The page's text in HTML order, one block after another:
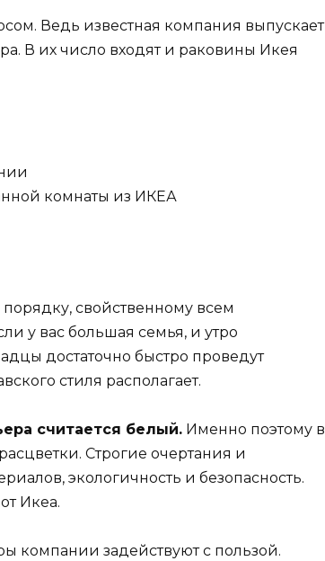
Ведь известная компания выпускает
В их число входят и раковины Икея
комнаты из ИКЕА
порядку, свойственному всем
у вас большая семья, и утро
достаточно быстро проведут
стиля располагает.
считается белый. Именно поэтому в
Строгие очертания и
экологичность и безопасность.
Икеа.
компании задействуют с пользой.